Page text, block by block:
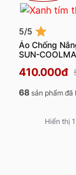
5/5
Áo Chống
SUN-
410.000đ
68 sản phẩm đã
Hiển thị